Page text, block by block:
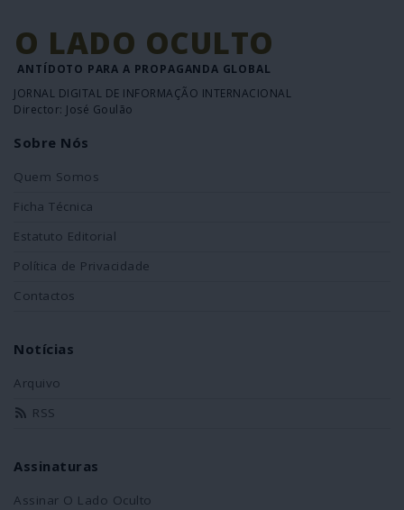
O LADO OCULTO
ANTÍDOTO PARA A PROPAGANDA GLOBAL
JORNAL DIGITAL DE INFORMAÇÃO INTERNACIONAL
Director: José Goulão
Sobre Nós
Quem Somos
Ficha Técnica
Estatuto Editorial
Política de Privacidade
Contactos
Notícias
Arquivo
RSS
Assinaturas
Assinar O Lado Oculto